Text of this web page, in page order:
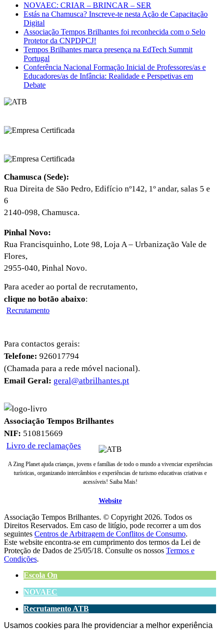
NOVAEC: CRIAR – BRINCAR – SER
Estás na Chamusca? Inscreve-te nesta Ação de Capacitação
Digital
Associação Tempos Brilhantes foi reconhecida com o Selo
Protetor da CNPDPCJ!
Tempos Brilhantes marca presença na EdTech Summit
Portugal
Conferência Nacional Formação Inicial de Professores/as e
Educadores/as de Infância: Realidade e Perspetivas em
Debate
Chamusca (Sede):
Rua Direita de São Pedro, Edifício nº142, 1º andar, salas 5 e
6
2140-098, Chamusca.
Pinhal Novo:
Rua Francisquinho, Lote 98, Loja A – Urbanização Vale de
Flores,
2955-040, Pinhal Novo.
Para aceder ao portal de recrutamento,
clique no botão abaixo:
Recrutamento
Para contactos gerais:
Telefone: 926017794
(Chamada para a rede móvel nacional).
Email Geral: geral@atbrilhantes.pt
Associação Tempos Brilhantes
NIF: 510815669
Livro de reclamações
A Zing Planet ajuda crianças, jovens e famílias de todo o mundo a vivenciar experiências
turísticas, organizando intercâmbios e experiências de turismo educativas criativas e
acessíveis! Saiba Mais!
Website
Associação Tempos Brilhantes. © Copyright 2026. Todos os
Direitos Reservados. Em caso de litígio, pode recorrer a um dos
seguintes Centros de Arbitragem de Conflitos de Consumo.
Este website encontra-se em cumprimento dos termos da Lei de
Proteção de Dados de 25/05/18. Consulte os nossos Termos e
Condições.
Escola On
NOVAEC
Recrutamento ATB
Usamos cookies para lhe providenciar a melhor experiência